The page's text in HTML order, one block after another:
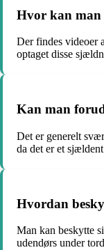
Hvor kan man
Der findes videoer
optaget disse
Kan man
Det er generelt
da det er et
Hvordan
Man kan beskytte
udendørs under